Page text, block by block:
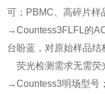
可；PBMC、高碎片样
→Countess3FLFL的
台盼蓝，对原始样品
荧光检测需求无需荧
→Countess3明场型号